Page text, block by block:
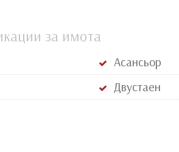
за имота
Асансьор
Двустаен